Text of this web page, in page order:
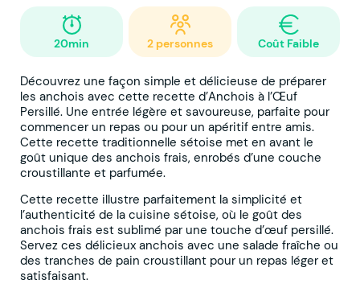
20min 2 personnes Coût Faible
Découvrez une façon simple et délicieuse de préparer
les anchois avec cette recette d’Anchois à l’Œuf
Persillé. Une entrée légère et savoureuse, parfaite pour
commencer un repas ou pour un apéritif entre amis.
Cette recette traditionnelle sétoise met en avant le
goût unique des anchois frais, enrobés d’une couche
croustillante et parfumée.
Cette recette illustre parfaitement la simplicité et
l’authenticité de la cuisine sétoise, où le goût des
anchois frais est sublimé par une touche d’œuf persillé.
Servez ces délicieux anchois avec une salade fraîche ou
des tranches de pain croustillant pour un repas léger et
satisfaisant.